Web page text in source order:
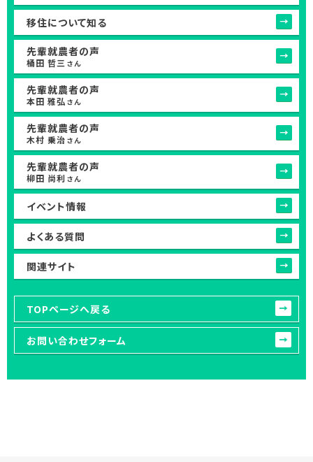
移住について知る
先輩就農者の声
桶田 哲三 さん
先輩就農者の声
本田 雅弘 さん
先輩就農者の声
木村 乗治 さん
先輩就農者の声
柳田 尚利 さん
イベント情報
よくある質問
関連サイト
TOPページへ戻る
お問い合わせフォーム